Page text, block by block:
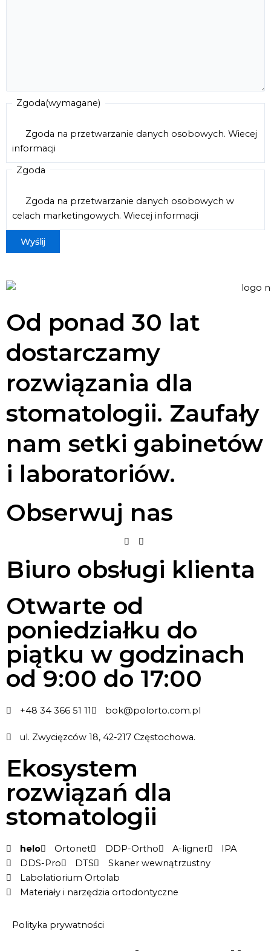
Zgoda(wymagane)
Zgoda na przetwarzanie danych osobowych.Wiecej
informacji
Zgoda
Zgoda na przetwarzanie danych osobowych w
celach marketingowych.Wiecej informacji
Od ponad 30 lat
dostarczamy
rozwiązania dla
stomatologii. Zaufały
nam setki gabinetów
i laboratoriów.
Obserwuj nas
Biuro obsługi klienta
Otwarte od
poniedziałku do
piątku w godzinach
od 9:00 do 17:00
+48 34 366 51 11 bok@polorto.com.pl
ul. Zwycięzców 18, 42-217 Częstochowa.
Ekosystem
rozwiązań dla
stomatologii
helo Ortonet DDP-Ortho A-ligner
IPA
DDS-Pro
DTS
Skaner wewnątrzustny
Labolatiorium Ortolab
Materiały i narzędzia ortodontyczne
Polityka prywatności